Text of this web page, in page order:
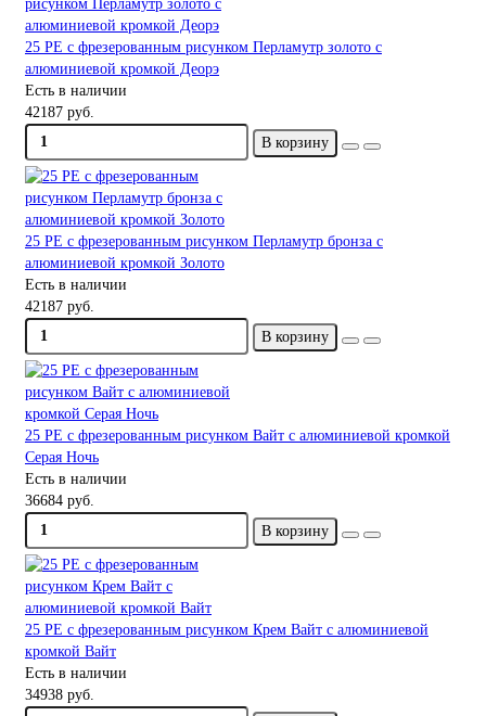
25 PE с фрезерованным рисунком Перламутр золото с
алюминиевой кромкой Деорэ
Есть в наличии
42187 руб.
В корзину
25 PE с фрезерованным рисунком Перламутр бронза с
алюминиевой кромкой Золото
Есть в наличии
42187 руб.
В корзину
25 PE с фрезерованным рисунком Вайт с алюминиевой кромкой
Серая Ночь
Есть в наличии
36684 руб.
В корзину
25 PE с фрезерованным рисунком Крем Вайт с алюминиевой
кромкой Вайт
Есть в наличии
34938 руб.